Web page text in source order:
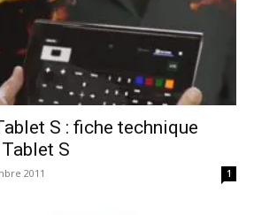
S : fiche technique
S
2011 1